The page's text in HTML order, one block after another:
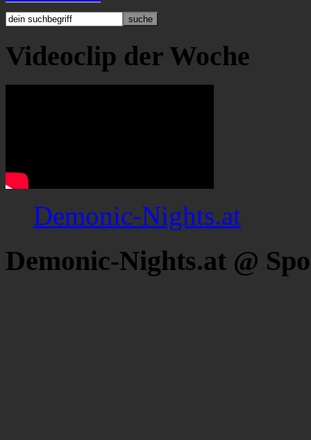
Videoclip der Woche
Demonic-Nights.at
Demonic-Nights.at @